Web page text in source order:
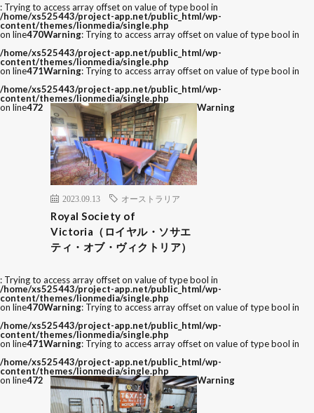
: Trying to access array offset on value of type bool in
/home/xs525443/project-app.net/public_html/wp-
content/themes/lionmedia/single.php
on line470Warning: Trying to access array offset on value of type bool in
/home/xs525443/project-app.net/public_html/wp-
content/themes/lionmedia/single.php
on line471Warning: Trying to access array offset on value of type bool in
/home/xs525443/project-app.net/public_html/wp-
content/themes/lionmedia/single.php
on line472
2023.09.13 オーストラリア
Royal Society of
Victoria（ロイヤル・ソサエ
ティ・オブ・ヴィクトリア）
Warning
: Trying to access array offset on value of type bool in
/home/xs525443/project-app.net/public_html/wp-
content/themes/lionmedia/single.php
on line470Warning: Trying to access array offset on value of type bool in
/home/xs525443/project-app.net/public_html/wp-
content/themes/lionmedia/single.php
on line471Warning: Trying to access array offset on value of type bool in
/home/xs525443/project-app.net/public_html/wp-
content/themes/lionmedia/single.php
on line472 Warning